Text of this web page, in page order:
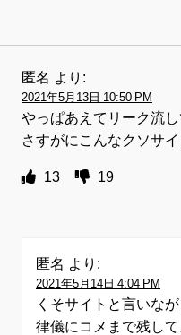
匿名 より:
2021年5月13日 10:50 PM
やっぱあえてリーク流
さすがにこんなクソサ
13 19
匿名 より:
2021年5月14日 4:04 PM
くそサイトと言いな
律儀にコメまで残して